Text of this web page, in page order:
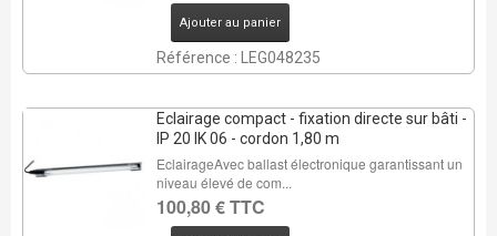
Ajouter au panier
Référence : LEG048235
Eclairage compact - fixation directe sur bâti -
IP 20 IK 06 - cordon 1,80 m
EclairageAvec ballast électronique garantissant un
niveau élevé de com...
100,80 € TTC